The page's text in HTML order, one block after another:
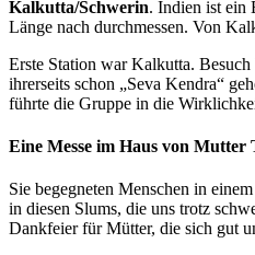
Kalkutta/Schwerin. Indien ist ein
Länge nach durchmessen. Von
Erste Station war Kalkutta.
ihrerseits schon „Seva Kendra“
führte die Gruppe in die
Eine Messe im Haus von Mutter
Sie begegneten Menschen in
in diesen Slums, die uns trotz
Dankfeier für Mütter, die sich gut